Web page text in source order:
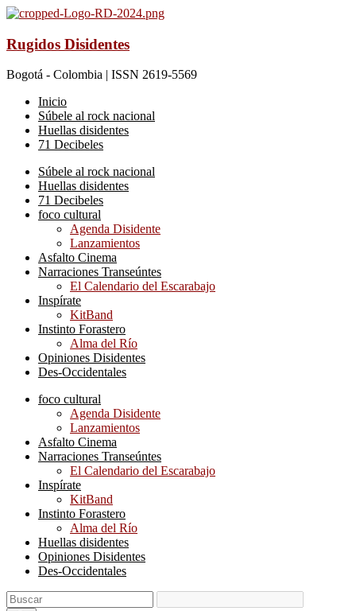
Rugidos Disidentes
Bogotá - Colombia | ISSN 2619-5569
Inicio
Súbele al rock nacional
Huellas disidentes
71 Decibeles
Súbele al rock nacional
Huellas disidentes
71 Decibeles
foco cultural
Agenda Disidente
Lanzamientos
Asfalto Cinema
Narraciones Transeúntes
El Calendario del Escarabajo
Inspírate
KitBand
Instinto Forastero
Alma del Río
Opiniones Disidentes
Des-Occidentales
foco cultural
Agenda Disidente
Lanzamientos
Asfalto Cinema
Narraciones Transeúntes
El Calendario del Escarabajo
Inspírate
KitBand
Instinto Forastero
Alma del Río
Huellas disidentes
Opiniones Disidentes
Des-Occidentales